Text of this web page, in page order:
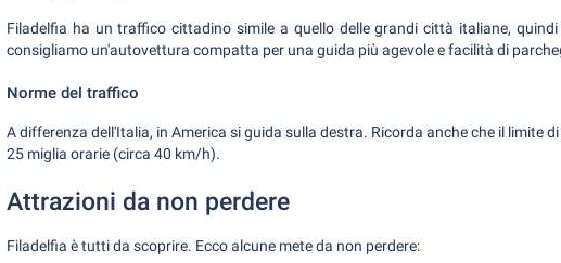
Filadelfia ha un traffico cittadino simile a quello delle grandi città italiane,
consigliamo un'autovettura compatta per una guida più agevole e facilità di
Norme del traffico
A differenza dell'Italia, in America si guida sulla destra. Ricorda anche che il limite
25 miglia orarie (circa 40 km/h).
Attrazioni da non perdere
Filadelfia è tutti da scoprire. Ecco alcune mete da non perdere: